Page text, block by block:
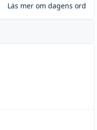
Läs mer om dagens ord